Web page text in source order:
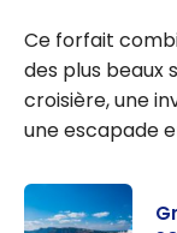
Ce forfait
des plus beaux
croisière, une
une escapade